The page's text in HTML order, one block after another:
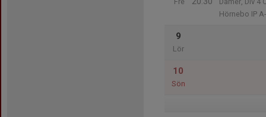
Hörnebo IP
9
Lör
10
Sön